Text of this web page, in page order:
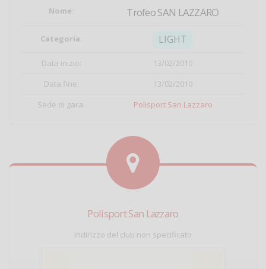
Nome: Trofeo SAN LAZZARO
Categoria: LIGHT
Data inizio:
13/02/2010
Data fine:
13/02/2010
Sede di gara:
Polisport San Lazzaro
Polisport San Lazzaro
Indirizzo del club non specificato